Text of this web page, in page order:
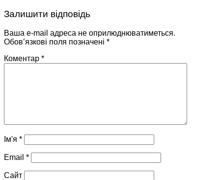
Залишити відповідь
Ваша e-mail адреса не оприлюднюватиметься.
Обов’язкові поля позначені *
Коментар *
Ім'я *
Email *
Сайт